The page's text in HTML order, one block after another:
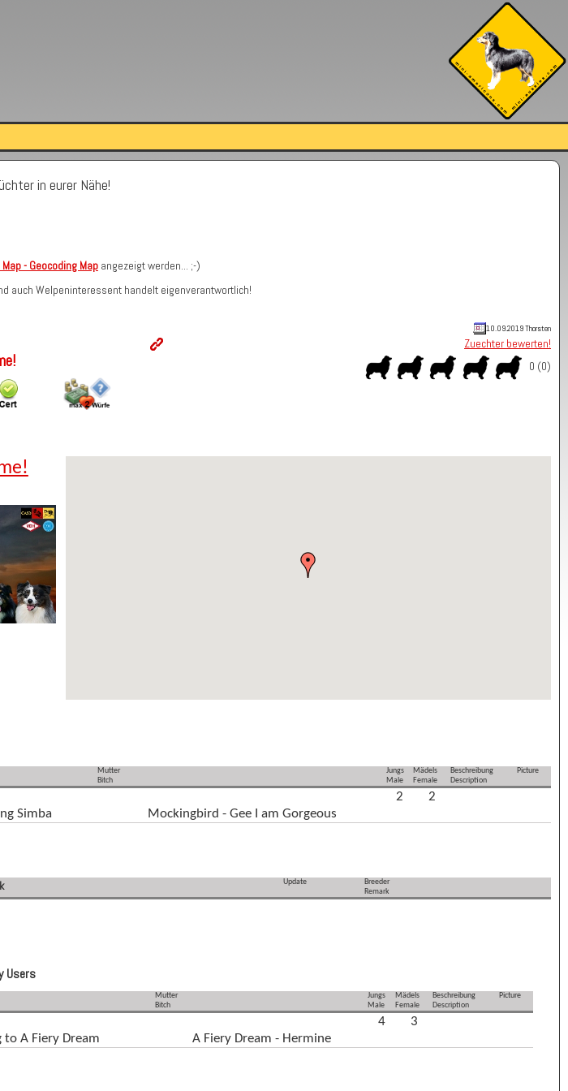
in eurer Nähe!
- Geocoding Map angezeigt werden... ;-)
auch Welpeninteressent handelt eigenverantwortlich!
10.09.2019 Thorsten
Zuechter bewerten!
0 (0)
Mutter
Bitch
Jungs
Male
Mädels
Female
Beschreibung
Description
Picture
Simba
Mockingbird - Gee I am Gorgeous
2 2
Update
Breeder
Remark
Users
Mutter
Bitch
Jungs
Male
Mädels
Female
Beschreibung
Description
Picture
to A Fiery Dream
A Fiery Dream - Hermine
4 3